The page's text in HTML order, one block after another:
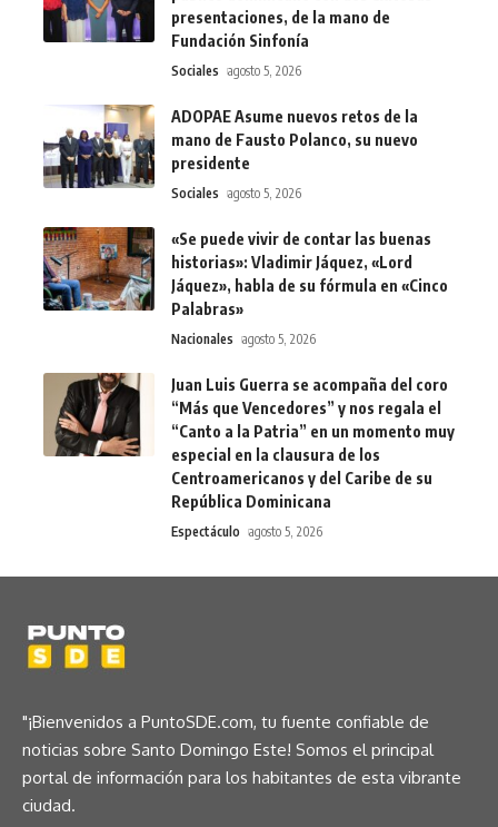
presentaciones, de la mano de
Fundación Sinfonía
Sociales agosto 5, 2026
ADOPAE Asume nuevos retos de la
mano de Fausto Polanco, su nuevo
presidente
Sociales agosto 5, 2026
«Se puede vivir de contar las buenas
historias»: Vladimir Jáquez, «Lord
Jáquez», habla de su fórmula en «Cinco
Palabras»
Nacionales agosto 5, 2026
Juan Luis Guerra se acompaña del coro
“Más que Vencedores” y nos regala el
“Canto a la Patria” en un momento muy
especial en la clausura de los
Centroamericanos y del Caribe de su
República Dominicana
Espectáculo agosto 5, 2026
"¡Bienvenidos a PuntoSDE.com, tu fuente confiable de
noticias sobre Santo Domingo Este! Somos el principal
portal de información para los habitantes de esta vibrante
ciudad.